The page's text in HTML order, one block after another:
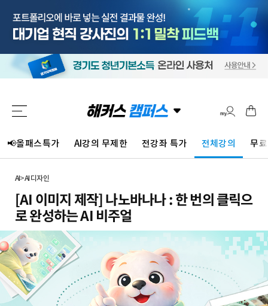
📢올패스특가 AI강의 무제한 전강좌 특가 전체강의 무
AI>AI 디자인
[AI 이미지 제작] 나노바나나 : 한 번의 클릭으
로 완성하는 AI 비주얼